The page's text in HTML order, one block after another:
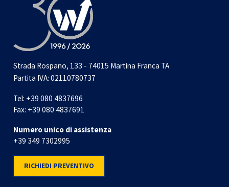
Strada Rospano, 133 - 74015 Martina Franca TA
Partita IVA: 02110780737
Tel: +39 080 4837696
Fax: +39 080 4837691
Numero unico di assistenza
+39 349 7302995
RICHIEDI PREVENTIVO